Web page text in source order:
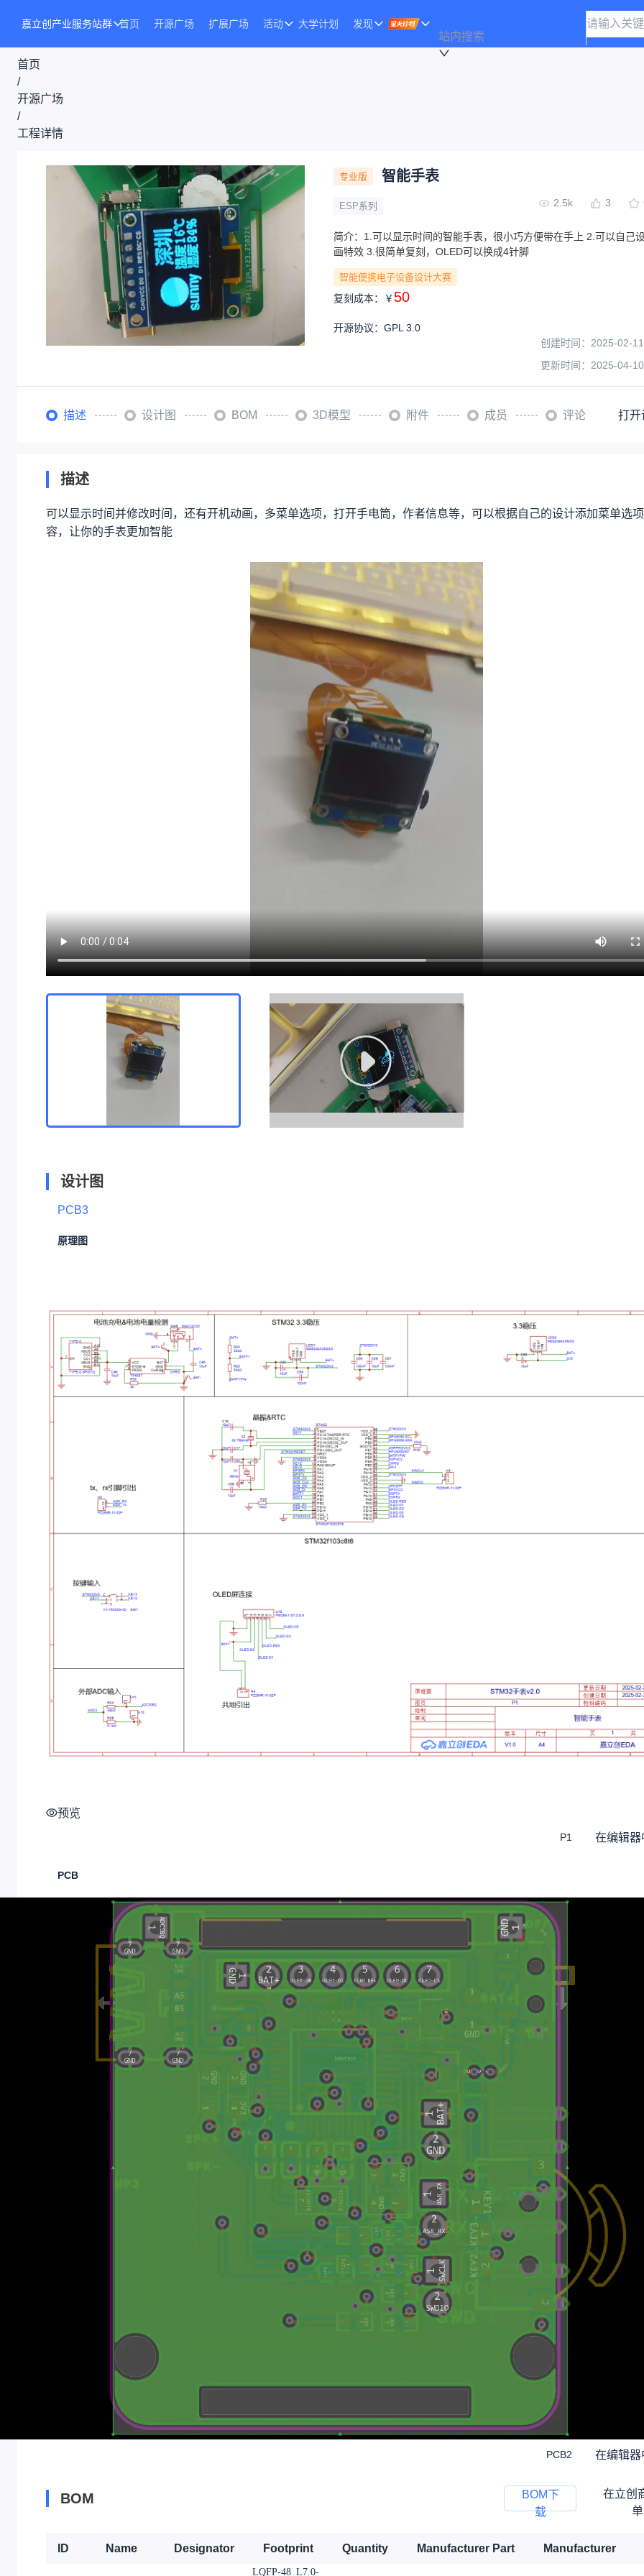
嘉立创产业服务站群 首页 开源广场 扩展广场 活动 大学计划 发现
站内搜索
首页
/
开源广场
/
工程详情
专业版 智能手表
ESP系列 2.5k 3
简介： 1.可以显示时间的智能手表，很小巧方便带在手上 2.可以自己
画特效 3.很简单复刻，OLED可以换成4针脚
智能便携电子设备设计大赛
复刻成本： ￥ 50
开源协议： GPL 3.0
创建时间： 2025-02-
更新时间： 2025-04-
描述 设计图 BOM 3D模型 附件 成员 评论 打开
描述
可以显示时间并修改时间，还有开机动画，多菜单选项，打开手电筒，作者信息等，可以根据自己的设计添加菜单选
容，让你的手表更加智能
设计图
PCB3
原理图
预览
P1 在编辑器
PCB
PCB2 在编辑器
BOM
BOM下
载
在立创
单
ID Name Designator Footprint Quantity Manufacturer Part Manufacturer
LQFP-48_L7.0-